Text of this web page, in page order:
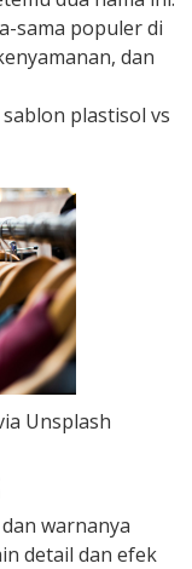
sama populer di
dan
plastisol vs
Unsplash
warnanya
detail dan efek